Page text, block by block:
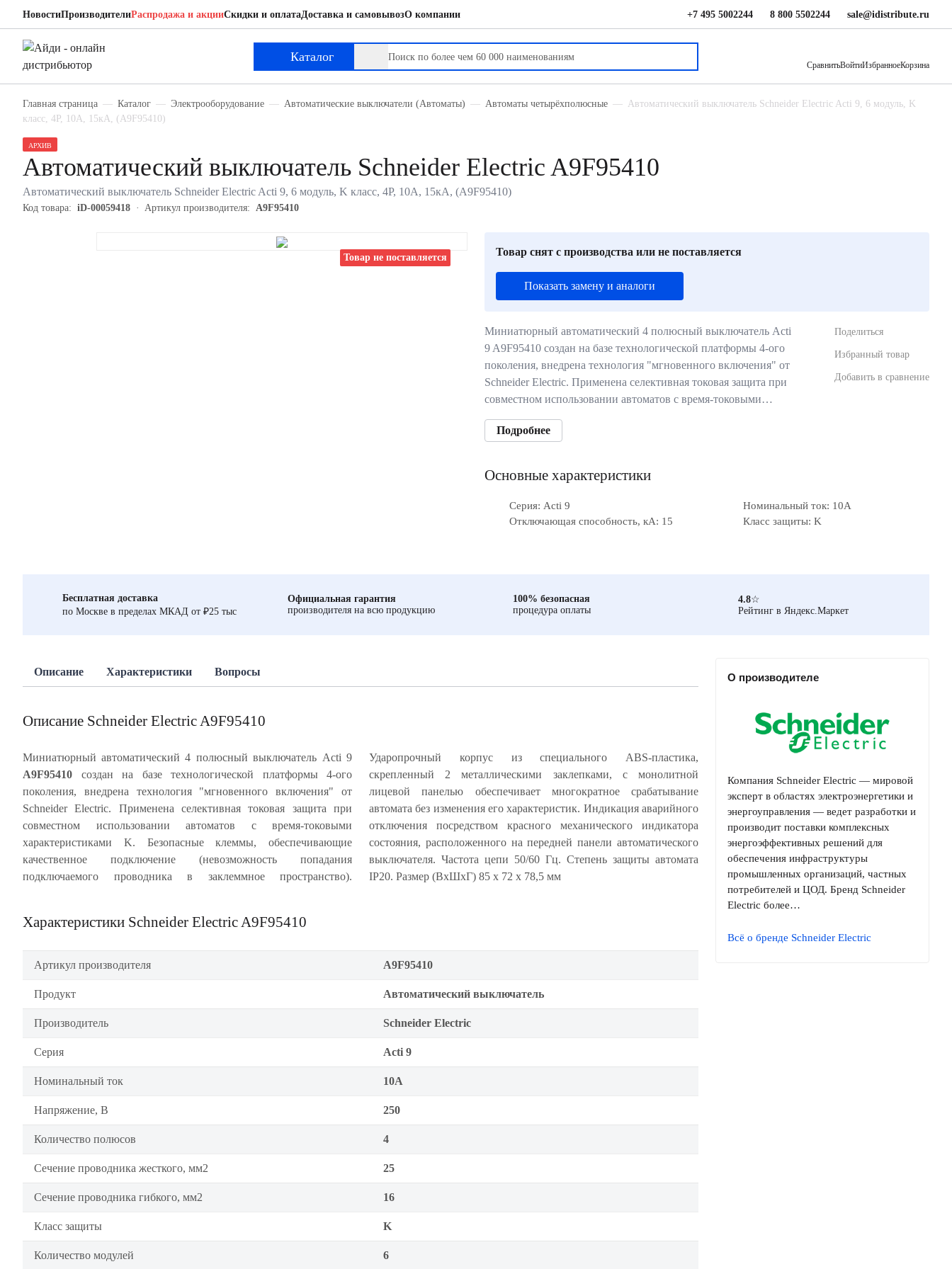
НовостиПроизводителиРаспродажа и акцииСкидки и оплатаДоставка и самовывозО компании +7 495 5002244 8 800 5502244 sale@idistribute.ru
Каталог
СравнитьВойтиИзбранноеКорзина
Главная страница Каталог Электрооборудование Автоматические выключатели (Автоматы) Автоматы четырёхполюсные
Автоматический выключатель Schneider Electric Acti 9, 6 модуль, K
класс, 4P, 10А, 15кА, (A9F95410)
Товар не поставляется
АРХИВ
Автоматический выключатель Schneider Electric A9F95410
Автоматический выключатель Schneider Electric Acti 9, 6 модуль, K класс, 4P, 10А, 15кА, (A9F95410)
Код товара: iD-00059418 Артикул производителя: A9F95410
Товар снят с производства или не поставляется
Показать замену и аналоги
Миниатюрный автоматический 4 полюсный выключатель Acti
9 A9F95410 создан на базе технологической платформы 4-ого
поколения, внедрена технология "мгновенного включения" от
Schneider Electric. Применена селективная токовая защита при
совместном использовании автоматов с время-токовыми…
Подробнее
Поделиться
Избранный товар
Добавить в сравнение
Основные характеристики
Серия: Acti 9
Номинальный ток: 10А
Отключающая способность, кА: 15
Класс защиты: K
Бесплатная доставка
по Москве в пределах МКАД от ₽25 тыс
Официальная гарантия
производителя на всю продукцию
100% безопасная
процедура оплаты
4.8☆
Рейтинг в Яндекс.Маркет
Описание Характеристики Вопросы
Описание Schneider Electric A9F95410
Миниатюрный автоматический 4 полюсный выключатель Acti 9
A9F95410 создан на базе технологической платформы 4-ого
поколения, внедрена технология "мгновенного включения" от
Schneider Electric. Применена селективная токовая защита при
совместном использовании автоматов с время-токовыми
характеристиками K. Безопасные клеммы, обеспечивающие
качественное подключение (невозможность попадания
подключаемого проводника в заклеммное пространство).
Ударопрочный корпус из специального ABS-пластика,
скрепленный 2 металлическими заклепками, с монолитной
лицевой панелью обеспечивает многократное срабатывание
автомата без изменения его характеристик. Индикация аварийного
отключения посредством красного механического индикатора
состояния, расположенного на передней панели автоматического
выключателя. Частота цепи 50/60 Гц. Степень защиты автомата
IP20. Размер (ВхШхГ) 85 х 72 х 78,5 мм
Характеристики Schneider Electric A9F95410
Артикул производителя A9F95410
Продукт Автоматический выключатель
Производитель Schneider Electric
Серия Acti 9
Номинальный ток 10А
Напряжение, В 250
Количество полюсов 4
Сечение проводника жесткого, мм2 25
Сечение проводника гибкого, мм2 16
Класс защиты K
Количество модулей 6
О производителе
Компания Schneider Electric — мировой
эксперт в областях электроэнергетики и
энергоуправления — ведет разработки и
производит поставки комплексных
энергоэффективных решений для
обеспечения инфраструктуры
промышленных организаций, частных
потребителей и ЦОД. Бренд Schneider
Electric более…
Всё о бренде Schneider Electric
Schneider Electric A9F95410
Автоматический выключатель